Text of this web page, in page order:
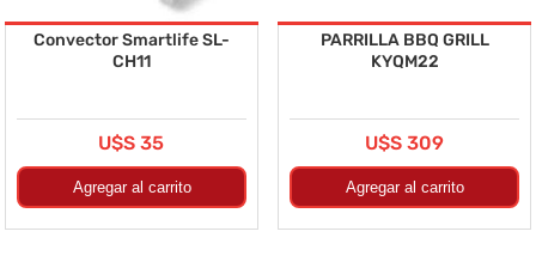
Convector Smartlife SL-
CH11
U$S 35
PARRILLA BBQ GRILL
KYQM22
U$S 309